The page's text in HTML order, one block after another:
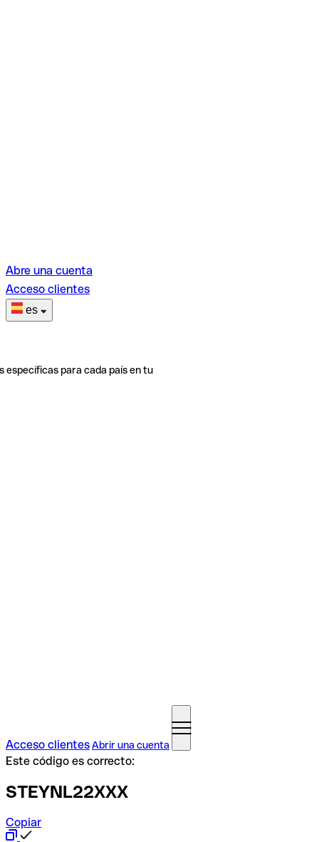
Abre una cuenta
Acceso clientes
es
específicas para cada país en tu
Acceso clientesAbrir una cuenta
Este código es correcto:
STEYNL22XXX
Copiar